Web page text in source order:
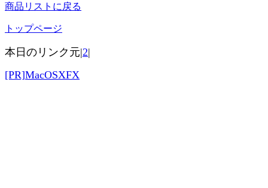
商品リストに戻る
トップページ
本日のリンク元|2|
[PR]MacOSXFX